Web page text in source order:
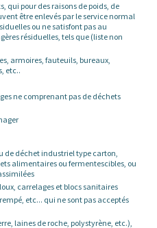
qui pour des raisons de poids, de
être enlevés par le service normal
ou ne satisfont pas au
résiduelles, tels que (liste non
armoires, fauteuils, bureaux,
etc..
ne comprenant pas de déchets
de déchet industriel type carton,
alimentaires ou fermentescibles, ou
carrelages et blocs sanitaires
etc... qui ne sont pas acceptés
laines de roche, polystyrène, etc.),